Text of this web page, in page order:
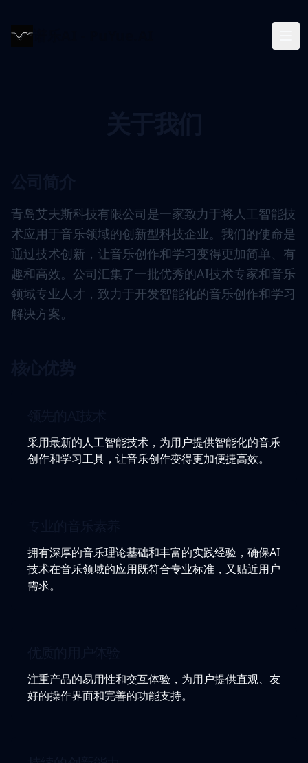
青岛艾夫斯科技有限公司是一家致力于将人工智能技
术应用于音乐领域的创新型科技企业。我们的使命是
通过技术创新，让音乐创作和学习变得更加简单、有
趣和高效。公司汇集了一批优秀的AI技术专家和音乐
领域专业人才，致力于开发智能化的音乐创作和学习
解决方案。
采用最新的人工智能技术，为用户提供智能化的音乐
创作和学习工具，让音乐创作变得更加便捷高效。
拥有深厚的音乐理论基础和丰富的实践经验，确保AI
技术在音乐领域的应用既符合专业标准，又贴近用户
需求。
注重产品的易用性和交互体验，为用户提供直观、友
好的操作界面和完善的功能支持。